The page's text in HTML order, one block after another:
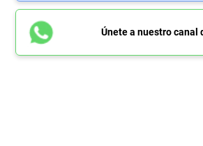
Únete a nuestro canal